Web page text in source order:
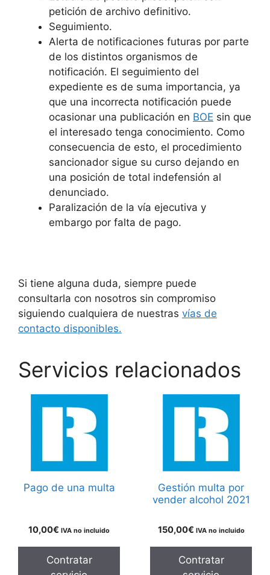
petición de archivo definitivo.
Seguimiento.
Alerta de notificaciones futuras por parte
de los distintos organismos de
notificación. El seguimiento del
expediente es de suma importancia, ya
que una incorrecta notificación puede
ocasionar una publicación en BOE sin que
el interesado tenga conocimiento. Como
consecuencia de esto, el procedimiento
sancionador sigue su curso dejando en
una posición de total indefensión al
denunciado.
Paralización de la vía ejecutiva y
embargo por falta de pago.
Si tiene alguna duda, siempre puede
consultarla con nosotros sin compromiso
siguiendo cualquiera de nuestras vías de
contacto disponibles.
Servicios relacionados
Pago de una multa
10,00€ IVA no incluido
Contratar
Gestión multa por
vender alcohol 2021
150,00€ IVA no incluido
Contratar